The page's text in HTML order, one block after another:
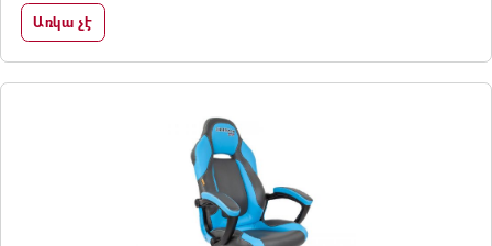
Առկա չէ